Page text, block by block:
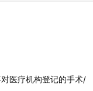
医疗机构登记的手术/